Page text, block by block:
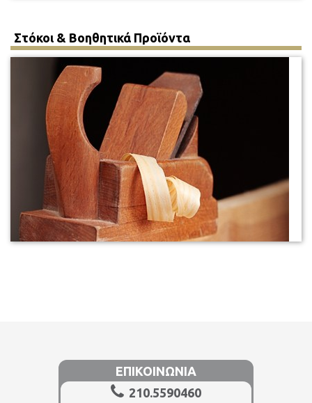
Στόκοι & Βοηθητικά Προϊόντα
ΕΠΙΚΟΙΝΩΝΙΑ
210.5590460